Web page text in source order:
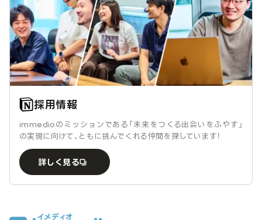
採用情報
immedioのミッションである「未来をつくる出会いをふやす」
の実現に向けて、ともに挑んでくれる仲間を探しています！
詳しく見る